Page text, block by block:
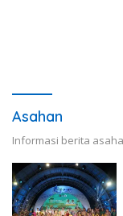
Asahan
Informasi berita